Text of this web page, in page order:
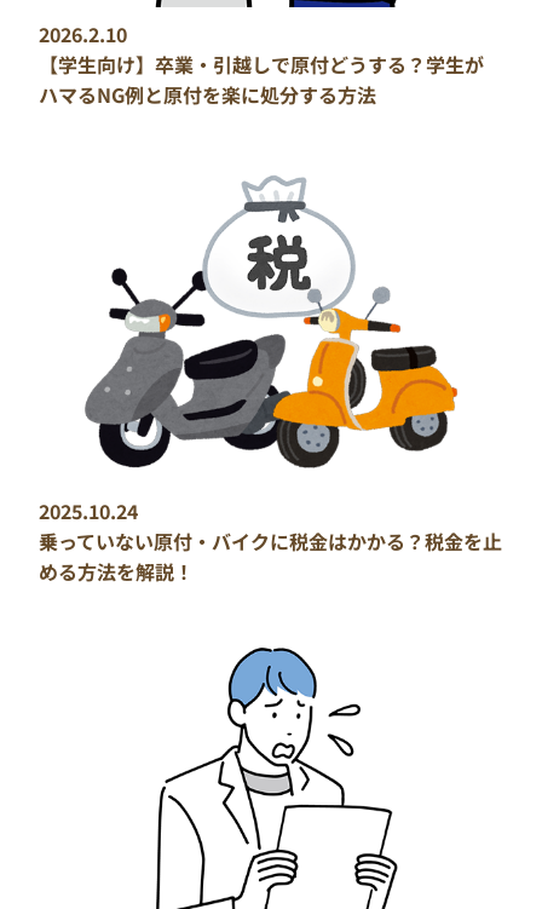
2026.2.10
【学生向け】卒業・引越しで原付どうする？学生が
ハマるNG例と原付を楽に処分する方法
2025.10.24
乗っていない原付・バイクに税金はかかる？税金を止
める方法を解説！